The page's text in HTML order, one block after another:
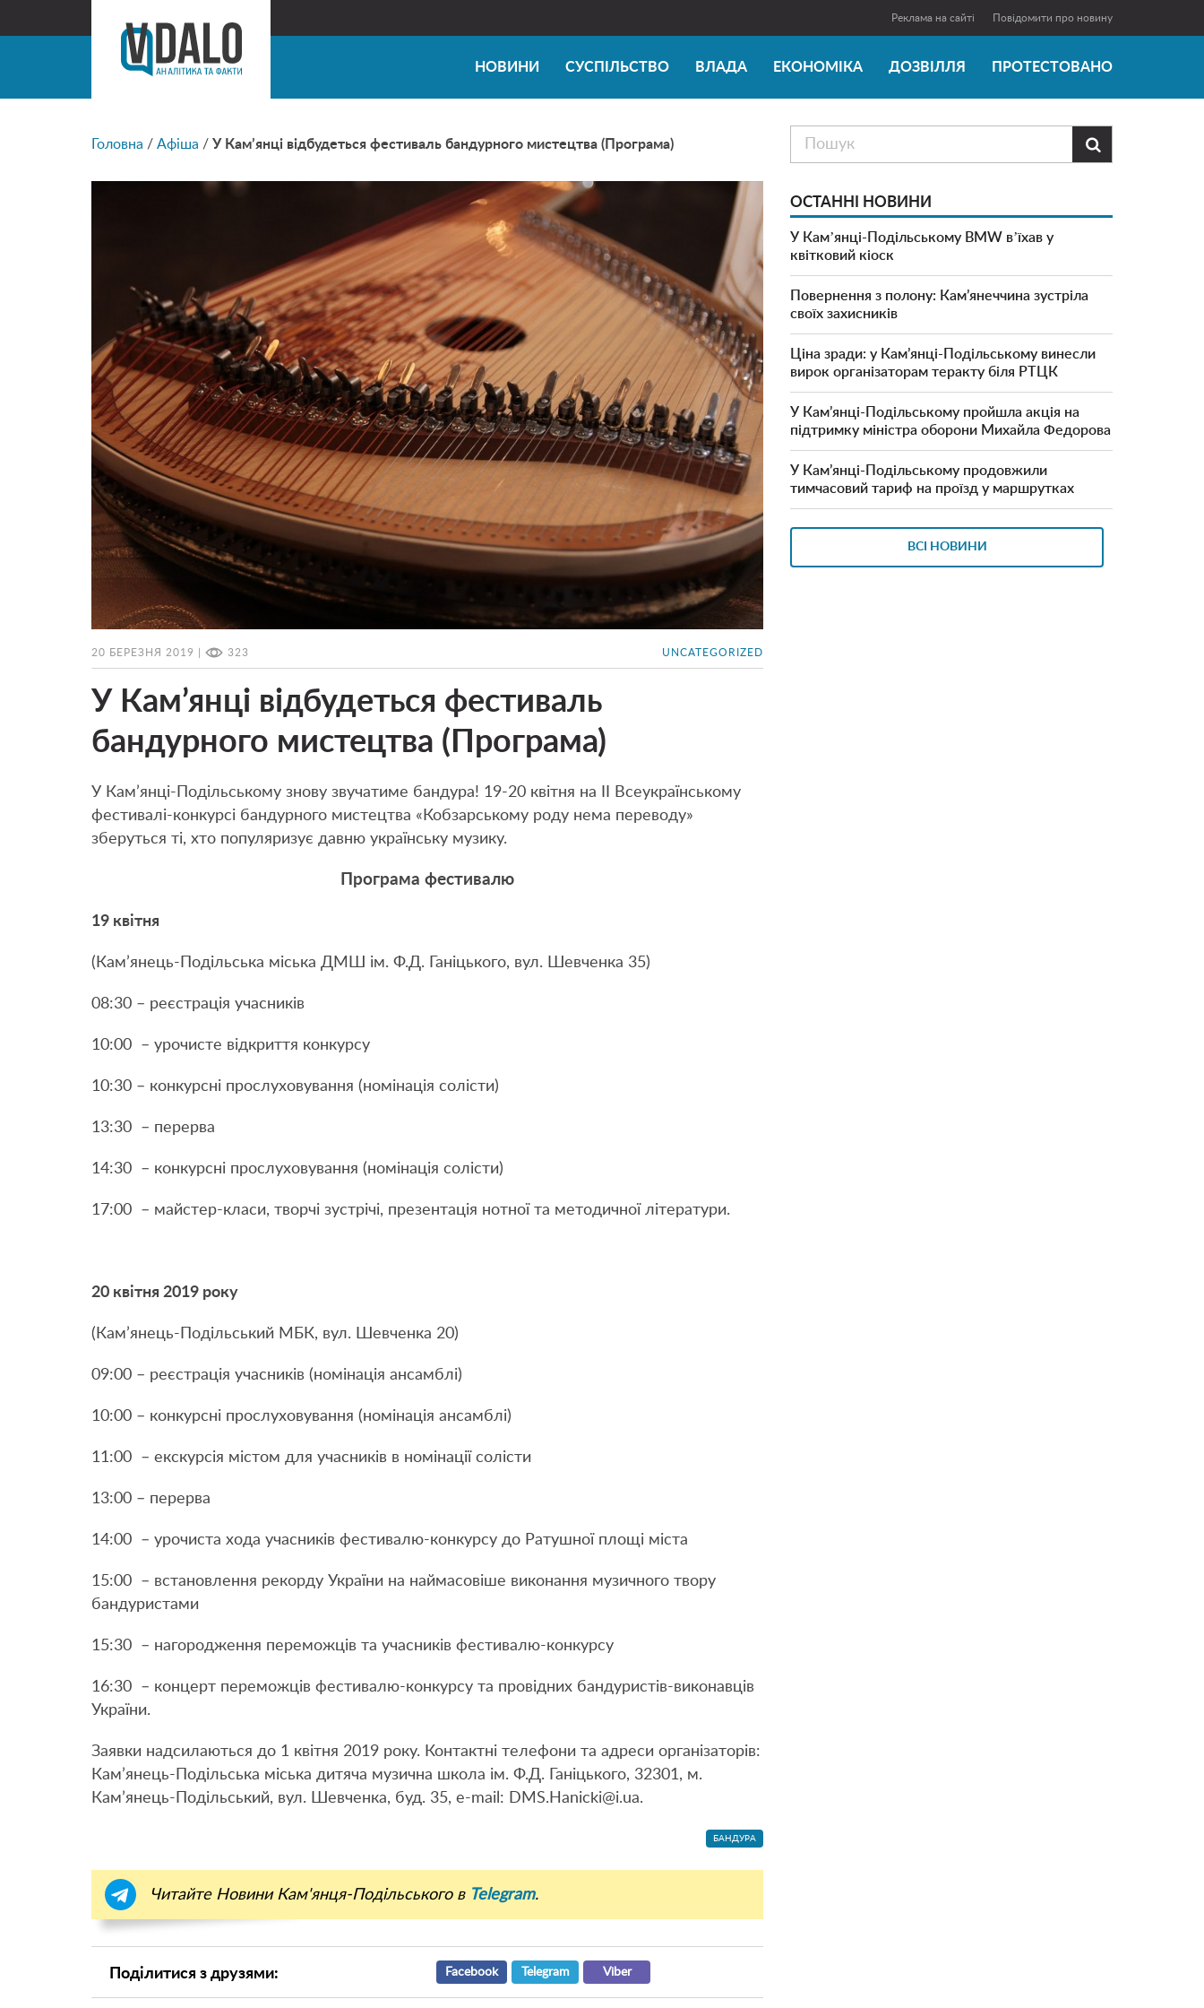
Реклама на сайті Повідомити про новину
НОВИНИ СУСПІЛЬСТВО ВЛАДА ЕКОНОМІКА ДОЗВІЛЛЯ ПРОТЕСТОВАНО
Головна / Афіша / У Кам’янці відбудеться фестиваль бандурного мистецтва (Програма)
20 БЕРЕЗНЯ 2019 | 323 UNCATEGORIZED
У Кам’янці відбудеться фестиваль
бандурного мистецтва (Програма)
У Кам’янці-Подільському знову звучатиме бандура! 19-20 квітня на ІІ Всеукраїнському
фестивалі-конкурсі бандурного мистецтва «Кобзарському роду нема переводу»
зберуться ті, хто популяризує давню українську музику.
Програма фестивалю
19 квітня
(Кам’янець-Подільська міська ДМШ ім. Ф.Д. Ганіцького, вул. Шевченка 35)
08:30 – реєстрація учасників
10:00 – урочисте відкриття конкурсу
10:30 – конкурсні прослуховування (номінація солісти)
13:30 – перерва
14:30 – конкурсні прослуховування (номінація солісти)
17:00 – майстер-класи, творчі зустрічі, презентація нотної та методичної літератури.
20 квітня 2019 року
(Кам’янець-Подільський МБК, вул. Шевченка 20)
09:00 – реєстрація учасників (номінація ансамблі)
10:00 – конкурсні прослуховування (номінація ансамблі)
11:00 – екскурсія містом для учасників в номінації солісти
13:00 – перерва
14:00 – урочиста хода учасників фестивалю-конкурсу до Ратушної площі міста
15:00 – встановлення рекорду України на наймасовіше виконання музичного твору
бандуристами
15:30 – нагородження переможців та учасників фестивалю-конкурсу
16:30 – концерт переможців фестивалю-конкурсу та провідних бандуристів-виконавців
України.
Заявки надсилаються до 1 квітня 2019 року. Контактні телефони та адреси організаторів:
Кам’янець-Подільська міська дитяча музична школа ім. Ф.Д. Ганіцького, 32301, м.
Кам’янець-Подільський, вул. Шевченка, буд. 35, e-mail: DMS.Hanicki@i.ua.
БАНДУРА
Читайте Новини Кам'янця-Подільського в Telegram.
Поділитися з друзями: Facebook Telegram Viber

ОСТАННІ НОВИНИ
У Камʼянці-Подільському BMW вʼїхав у
квітковий кіоск
Повернення з полону: Кам’янеччина зустріла
своїх захисників
Ціна зради: у Кам’янці-Подільському винесли
вирок організаторам теракту біля РТЦК
У Кам’янці-Подільському пройшла акція на
підтримку міністра оборони Михайла Федорова
У Кам’янці-Подільському продовжили
тимчасовий тариф на проїзд у маршрутках
ВСІ НОВИНИ